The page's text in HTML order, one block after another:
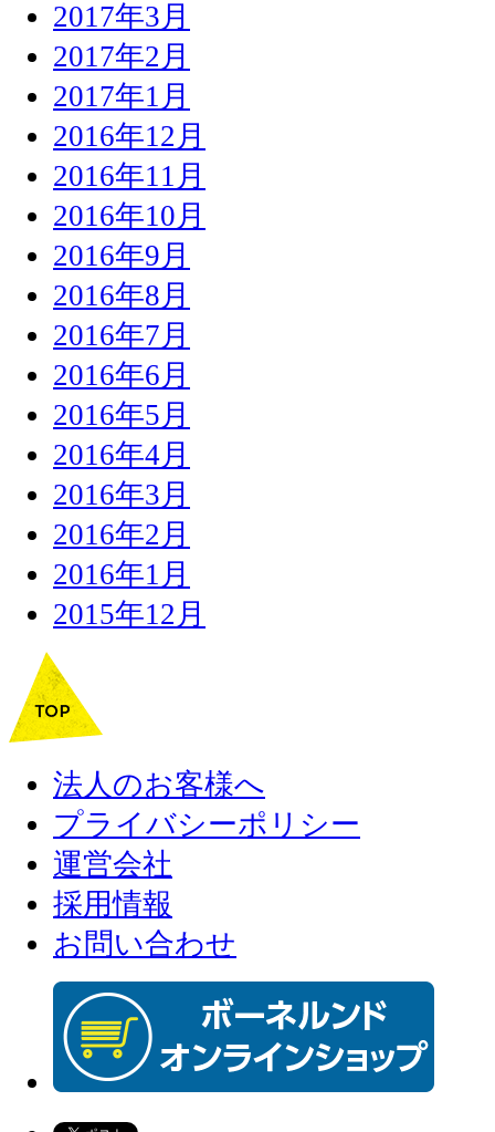
2017年3月
2017年2月
2017年1月
2016年12月
2016年11月
2016年10月
2016年9月
2016年8月
2016年7月
2016年6月
2016年5月
2016年4月
2016年3月
2016年2月
2016年1月
2015年12月
法人のお客様へ
プライバシーポリシー
運営会社
採用情報
お問い合わせ